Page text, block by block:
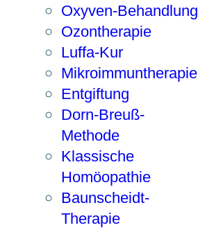
Oxyven-Behandlung
Ozontherapie
Luffa-Kur
Mikroimmuntherapie
Entgiftung
Dorn-Breuß-
Methode
Klassische
Homöopathie
Baunscheidt-
Therapie